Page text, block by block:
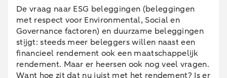
De vraag naar ESG beleggingen (beleggingen
met respect voor Environmental, Social en
Governance factoren) en duurzame beleggingen
stijgt: steeds meer beleggers willen naast een
financieel rendement ook een maatschappelijk
rendement. Maar er heersen ook nog veel vragen.
Want hoe zit dat nu juist met het rendement? Is er